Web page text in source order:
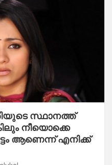
സ്ഥാനത്ത്
നീയൊക്കെ
ആണെന്ന് എനിക്ക്